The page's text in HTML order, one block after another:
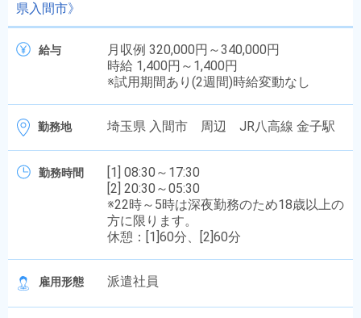
県入間市》
給与
月収例 320,000円～340,000円
時給 1,400円～1,400円
※試用期間あり(2週間)時給変動なし
勤務地 埼玉県 入間市 周辺 JR八高線 金子駅
勤務時間
[1] 08:30～17:30
[2] 20:30～05:30
※22時～5時は深夜勤務のため18歳以上の
方に限ります。
休憩：[1]60分、[2]60分
雇用形態 派遣社員